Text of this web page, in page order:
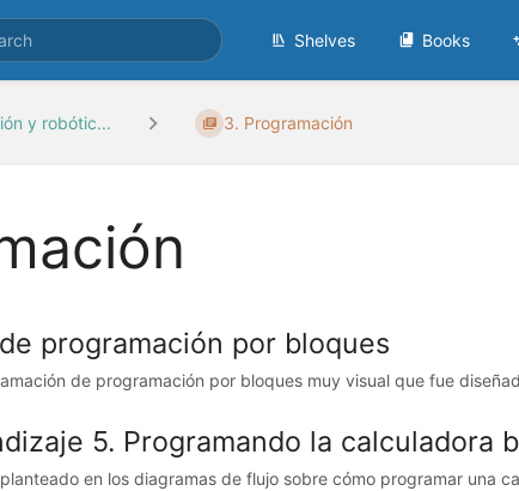
Shelves Books
y robótic... 3. Programación
programación por bloques
de programación por bloques muy visual que fue
5. Programando la calculadora
en los diagramas de flujo sobre cómo programar una